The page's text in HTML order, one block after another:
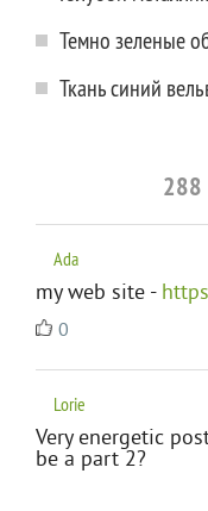
Темно зеленые
Ткань синий
Ada
my web site -
0
Lorie
Very energetic
be a part 2?